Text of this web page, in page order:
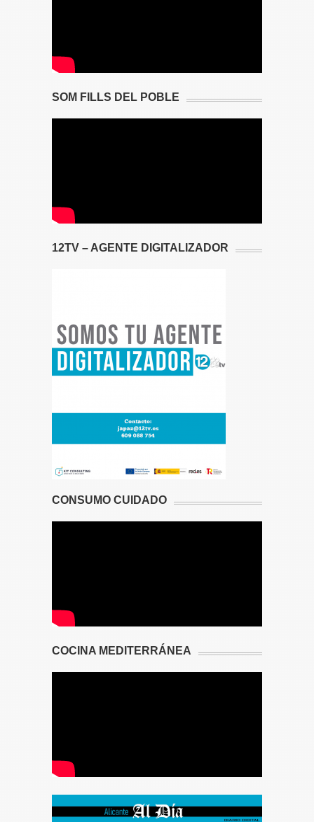
SOM FILLS DEL POBLE
12TV – AGENTE DIGITALIZADOR
CONSUMO CUIDADO
COCINA MEDITERRÁNEA